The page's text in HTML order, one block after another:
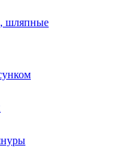
шляпные